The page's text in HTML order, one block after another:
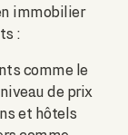
immobilier
:
comme le
de prix
et hôtels